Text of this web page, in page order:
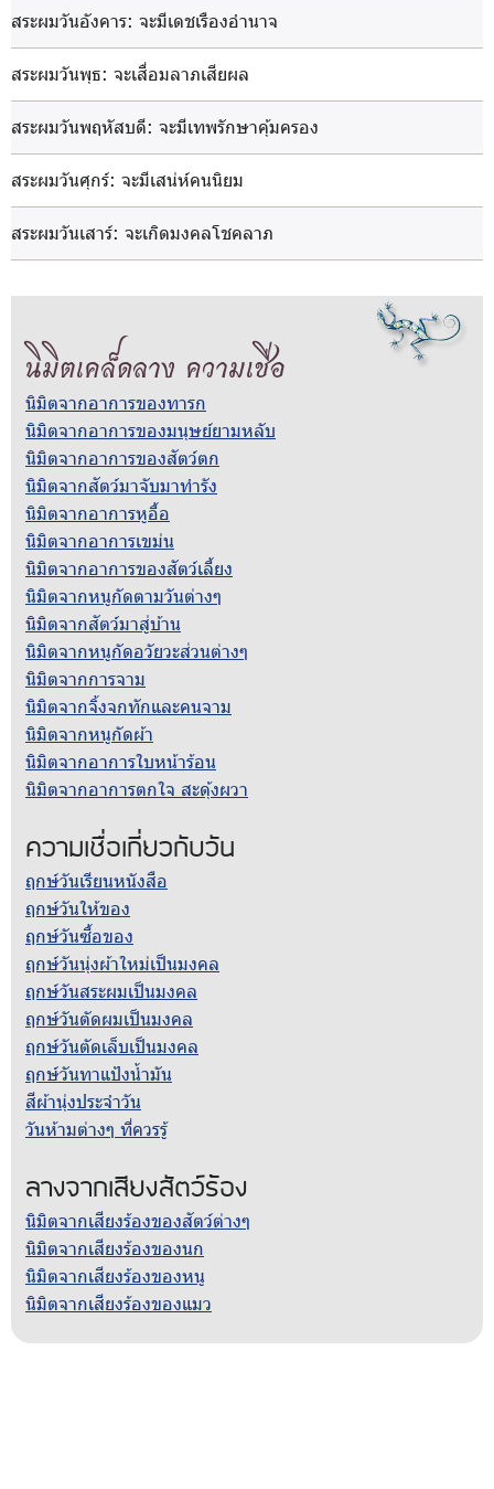
สระผมวันอังคาร: จะมีเดชเรืองอำนาจ
สระผมวันพุธ: จะเสื่อมลาภเสียผล
สระผมวันพฤหัสบดี: จะมีเทพรักษาคุ้มครอง
สระผมวันศุกร์: จะมีเสน่ห์คนนิยม
สระผมวันเสาร์: จะเกิดมงคลโชคลาภ
นิมิตเคล็ดลาง ความเชื่อ
นิมิตจากอาการของทารก
นิมิตจากอาการของมนุษย์ยามหลับ
นิมิตจากอาการของสัตว์ตก
นิมิตจากสัตว์มาจับมาทำรัง
นิมิตจากอาการหูอื้อ
นิมิตจากอาการเขม่น
นิมิตจากอาการของสัตว์เลี้ยง
นิมิตจากหนูกัดตามวันต่างๆ
นิมิตจากสัตว์มาสู่บ้าน
นิมิตจากหนูกัดอวัยวะส่วนต่างๆ
นิมิตจากการจาม
นิมิตจากจิ้งจกทักและคนจาม
นิมิตจากหนูกัดผ้า
นิมิตจากอาการใบหน้าร้อน
นิมิตจากอาการตกใจ สะดุ้งผวา
ความเชื่อเกี่ยวกับวัน
ฤกษ์วันเรียนหนังสือ
ฤกษ์วันให้ของ
ฤกษ์วันซื้อของ
ฤกษ์วันนุ่งผ้าใหม่เป็นมงคล
ฤกษ์วันสระผมเป็นมงคล
ฤกษ์วันตัดผมเป็นมงคล
ฤกษ์วันตัดเล็บเป็นมงคล
ฤกษ์วันทาแป้งน้ำมัน
สีผ้านุ่งประจำวัน
วันห้ามต่างๆ ที่ควรรู้
ลางจากเสียงสัตว์ร้อง
นิมิตจากเสียงร้องของสัตว์ต่างๆ
นิมิตจากเสียงร้องของนก
นิมิตจากเสียงร้องของหนู
นิมิตจากเสียงร้องของแมว